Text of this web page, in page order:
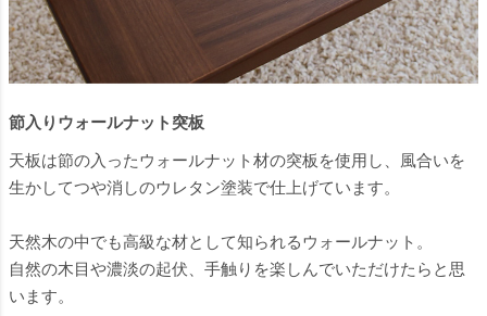
節入りウォールナット突板
天板は節の入ったウォールナット材の突板を使用し、風合いを
生かしてつや消しのウレタン塗装で仕上げています。
天然木の中でも高級な材として知られるウォールナット。
自然の木目や濃淡の起伏、手触りを楽しんでいただけたらと思
います。